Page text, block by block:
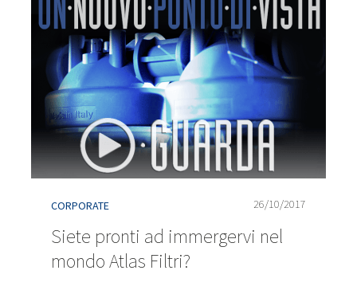
CORPORATE 26/10/2017
Siete pronti ad immergervi nel
mondo Atlas Filtri?